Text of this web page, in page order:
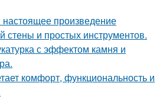
настоящее произведение
стены и простых инструментов.
с эффектом камня и
комфорт, функциональность и